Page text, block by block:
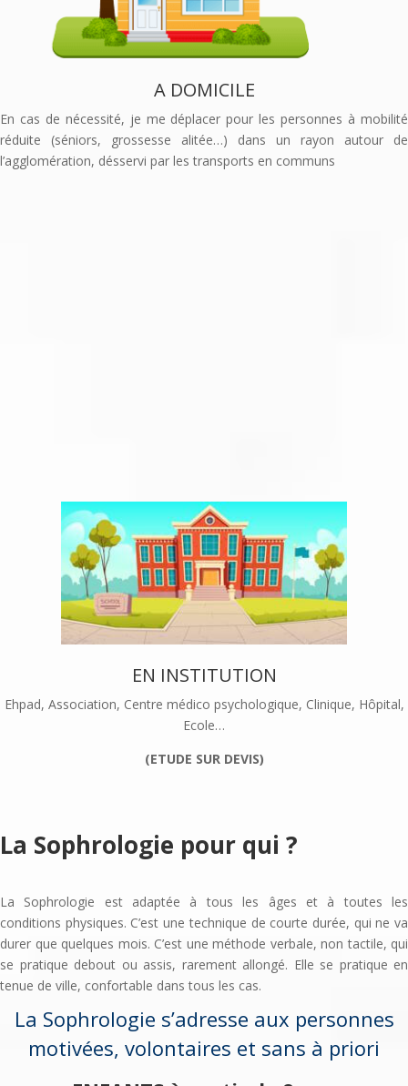
A DOMICILE
En cas de nécessité, je me déplacer pour les personnes à mobilité
réduite (séniors, grossesse alitée…) dans un rayon autour de
l’agglomération, désservi par les transports en communs
EN INSTITUTION
Ehpad, Association, Centre médico psychologique, Clinique, Hôpital,
Ecole…
(ETUDE SUR DEVIS)
La Sophrologie pour qui ?
La Sophrologie est adaptée à tous les âges et à toutes les
conditions physiques. C’est une technique de courte durée, qui ne va
durer que quelques mois. C’est une méthode verbale, non tactile, qui
se pratique debout ou assis, rarement allongé. Elle se pratique en
tenue de ville, confortable dans tous les cas.
La Sophrologie s’adresse aux personnes
motivées, volontaires et sans à priori